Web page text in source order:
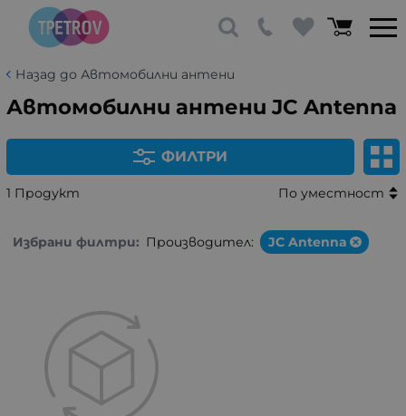
Назад до Автомобилни антени
Автомобилни антени JC Antenna
ФИЛТРИ
1 Продукт По уместност
Избрани филтри: Производител: JC Antenna